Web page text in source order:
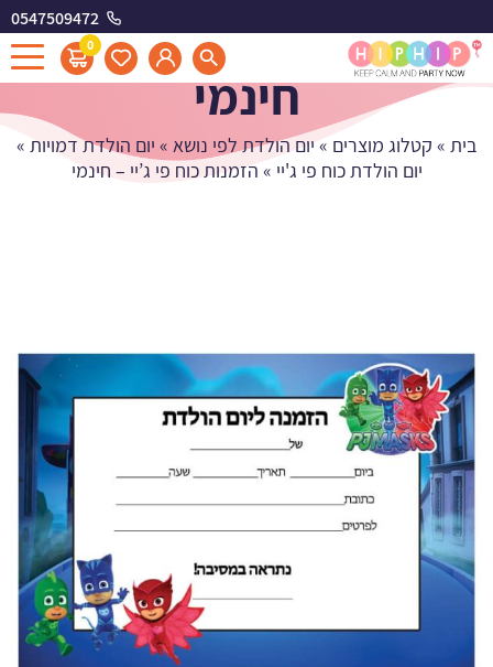
0547509472
0
הזמנות כוח פי ג'יי -
חינמי
בית » קטלוג מוצרים » יום הולדת לפי נושא » יום הולדת דמויות »
יום הולדת כוח פי ג'יי » הזמנות כוח פי ג’יי – חינמי